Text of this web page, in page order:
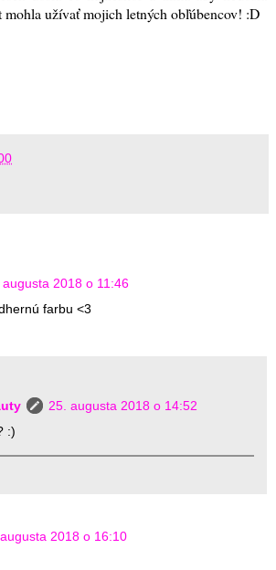
mohla užívať mojich letných obľúbencov! :D
augusta 2018 o 11:46
farbu <3
25. augusta 2018 o 14:52
:)
2018 o 16:10